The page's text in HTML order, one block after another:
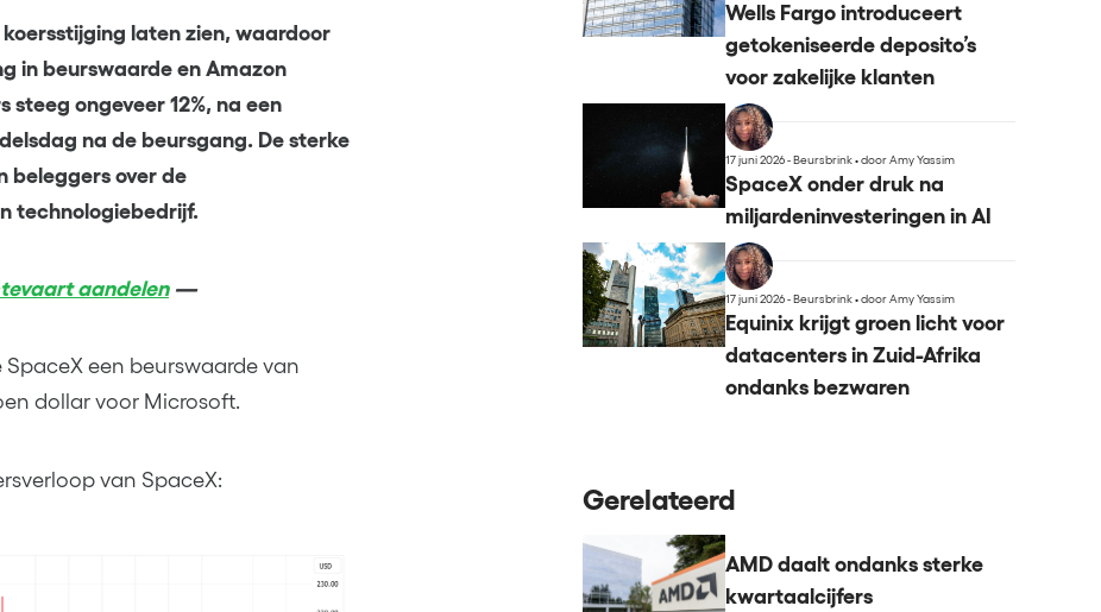
laten zien, waardoor
in beurswaarde en Amazon
ongeveer 12%, na een
na de beursgang. De sterke
beleggers over de
technologiebedrijf.
aandelen—
een beurswaarde van
dollar voor Microsoft.
van SpaceX:
Wells Fargo introduceert
getokeniseerde deposito’s
voor zakelijke klanten
17 juni 2026 - Beursbrink•door Amy Yassim
SpaceX onder druk na
miljardeninvesteringen in AI
17 juni 2026 - Beursbrink•door Amy Yassim
Equinix krijgt groen licht voor
datacenters in Zuid-Afrika
ondanks bezwaren
Gerelateerd
AMD daalt ondanks sterke
kwartaalcijfers